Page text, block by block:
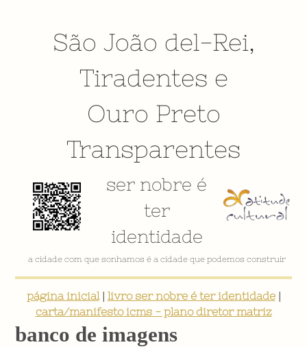
São João del-Rei,
Tiradentes e
Ouro Preto
Transparentes
ser nobre é
ter
identidade
a cidade com que sonhamos é a cidade que podemos construir
página inicial| livro ser nobre é ter identidade|
carta/manifesto icms - plano diretor matriz
banco de imagens